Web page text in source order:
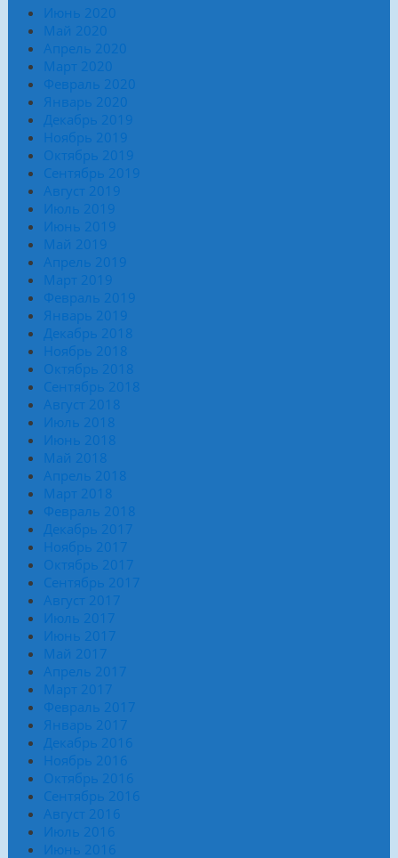
Июнь 2020
Май 2020
Апрель 2020
Март 2020
Февраль 2020
Январь 2020
Декабрь 2019
Ноябрь 2019
Октябрь 2019
Сентябрь 2019
Август 2019
Июль 2019
Июнь 2019
Май 2019
Апрель 2019
Март 2019
Февраль 2019
Январь 2019
Декабрь 2018
Ноябрь 2018
Октябрь 2018
Сентябрь 2018
Август 2018
Июль 2018
Июнь 2018
Май 2018
Апрель 2018
Март 2018
Февраль 2018
Декабрь 2017
Ноябрь 2017
Октябрь 2017
Сентябрь 2017
Август 2017
Июль 2017
Июнь 2017
Май 2017
Апрель 2017
Март 2017
Февраль 2017
Январь 2017
Декабрь 2016
Ноябрь 2016
Октябрь 2016
Сентябрь 2016
Август 2016
Июль 2016
Июнь 2016